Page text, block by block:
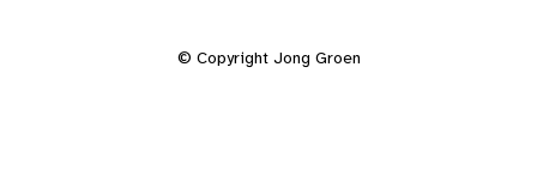
© Copyright Jong Groen